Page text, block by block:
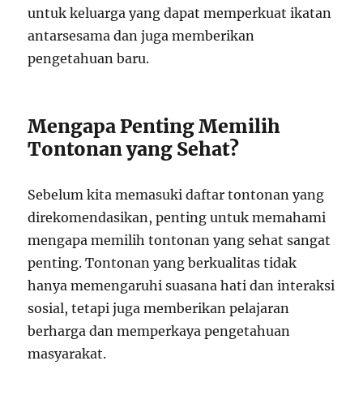
untuk keluarga yang dapat memperkuat ikatan
antarsesama dan juga memberikan
pengetahuan baru.
Mengapa Penting Memilih
Tontonan yang Sehat?
Sebelum kita memasuki daftar tontonan yang
direkomendasikan, penting untuk memahami
mengapa memilih tontonan yang sehat sangat
penting. Tontonan yang berkualitas tidak
hanya memengaruhi suasana hati dan interaksi
sosial, tetapi juga memberikan pelajaran
berharga dan memperkaya pengetahuan
masyarakat.